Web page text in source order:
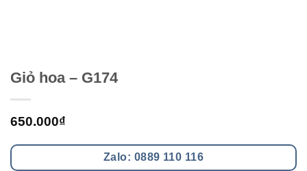
Giỏ hoa – G174
650.000₫
Zalo: 0889 110 116